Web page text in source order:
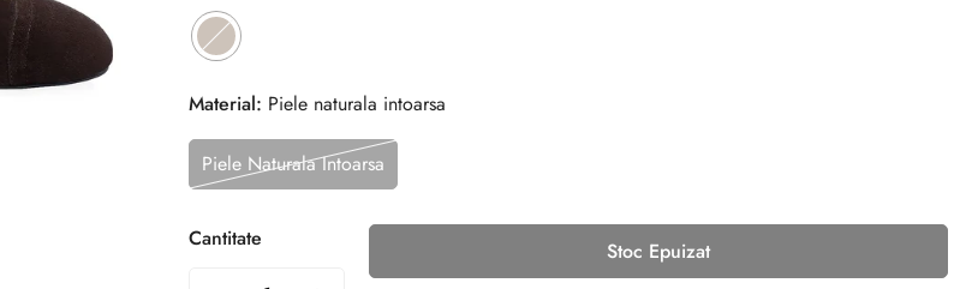
Material: Piele naturala intoarsa
Piele Naturala Intoarsa
Cantitate Stoc Epuizat